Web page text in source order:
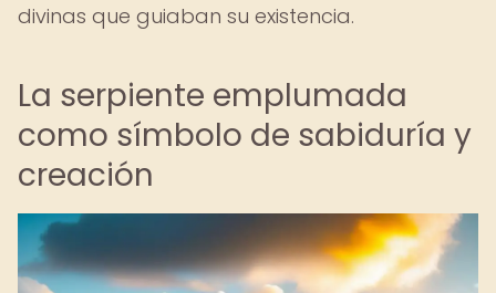
divinas que guiaban su existencia.
La serpiente emplumada
como símbolo de sabiduría y
creación